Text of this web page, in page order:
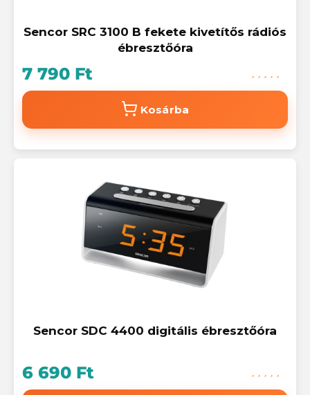
Sencor SRC 3100 B fekete kivetítős rádiós
ébresztőóra
7 790 Ft
Kosárba
Sencor SDC 4400 digitális ébresztőóra
6 690 Ft